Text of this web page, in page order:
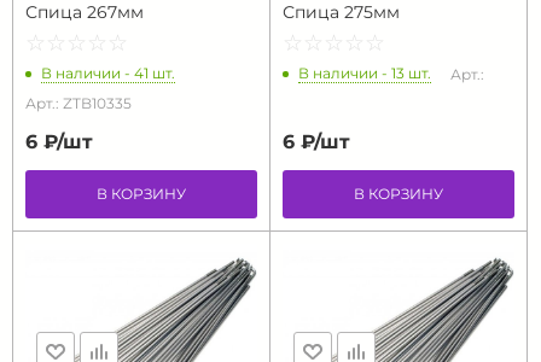
Спица 267мм
☆ ☆ ☆ ☆ ☆
★ ★ ★ ★ ★
В наличии - 41 шт.
Арт.: ZTB10335
6 ₽/шт
В КОРЗИНУ
Спица 275мм
☆ ☆ ☆ ☆ ☆
★ ★ ★ ★ ★
В наличии - 13 шт. Арт.:
6 ₽/шт
В КОРЗИНУ